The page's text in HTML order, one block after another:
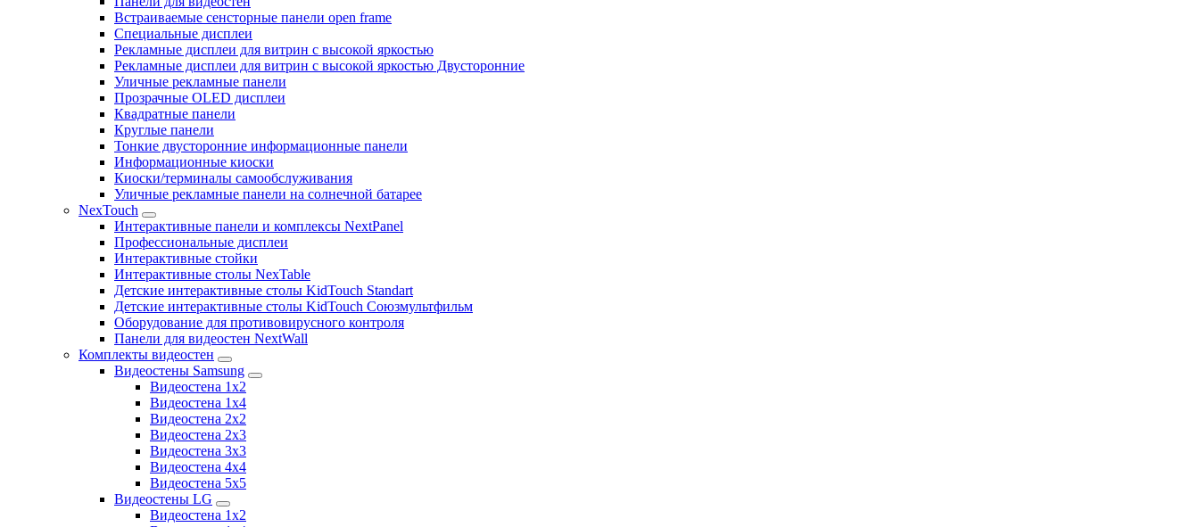
Встраиваемые сенсторные панели open frame
Специальные дисплеи
Рекламные дисплеи для витрин с высокой яркостью
Рекламные дисплеи для витрин с высокой яркостью Двусторонние
Уличные рекламные панели
Прозрачные OLED дисплеи
Квадратные панели
Круглые панели
Тонкие двусторонние информационные панели
Информационные киоски
Киоски/терминалы самообслуживания
Уличные рекламные панели на солнечной батарее
NexTouch
Интерактивные панели и комплексы NextPanel
Профессиональные дисплеи
Интерактивные стойки
Интерактивные столы NexTable
Детские интерактивные столы KidTouch Standart
Детские интерактивные столы KidTouch Союзмультфильм
Оборудование для противовирусного контроля
Панели для видеостен NextWall
Комплекты видеостен
Видеостены Samsung
Видеостена 1x2
Видеостена 1x4
Видеостена 2x2
Видеостена 2х3
Видеостена 3x3
Видеостена 4x4
Видеостена 5x5
Видеостены LG
Видеостена 1x2